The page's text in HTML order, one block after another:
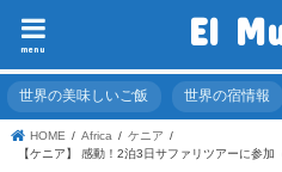
El
menu
世界の美味しいご飯 世界の宿情報
HOME Africa
ケニア
【ケニア】 感動！2泊3日サファリツアーに参加